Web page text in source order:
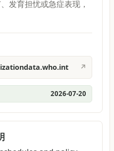
发育担忧或急症表现，
↗
2026-07-20